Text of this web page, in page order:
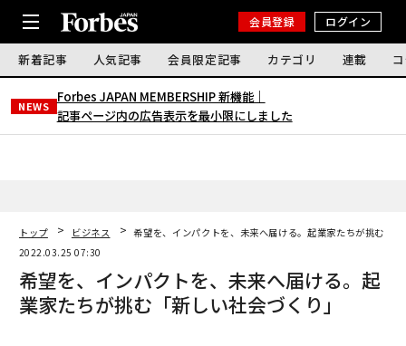
会員登録 ログイン
新着記事 人気記事 会員限定記事 カテゴリ 連載
NEWS
Forbes JAPAN MEMBERSHIP 新機能｜
記事ページ内の広告表示を最小限にしました
トップ ビジネス
希望を、インパクトを、未来へ届ける。起業家たちが挑む「
2022.03.25 07:30
希望を、インパクトを、未来へ届ける。起
業家たちが挑む「新しい社会づくり」